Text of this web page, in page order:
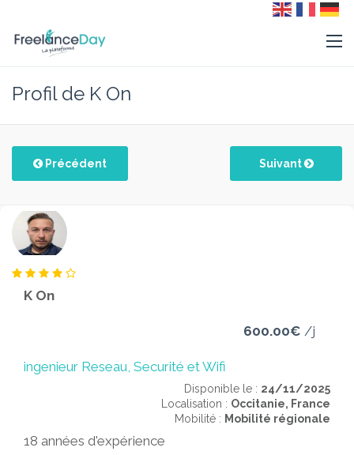
Profil de K On
Précédent Suivant
K On
600.00€ /j
ingenieur Reseau, Securité et Wifi
Disponible le : 24/11/2025
Localisation : Occitanie, France
Mobilité : Mobilité régionale
18 années d'expérience